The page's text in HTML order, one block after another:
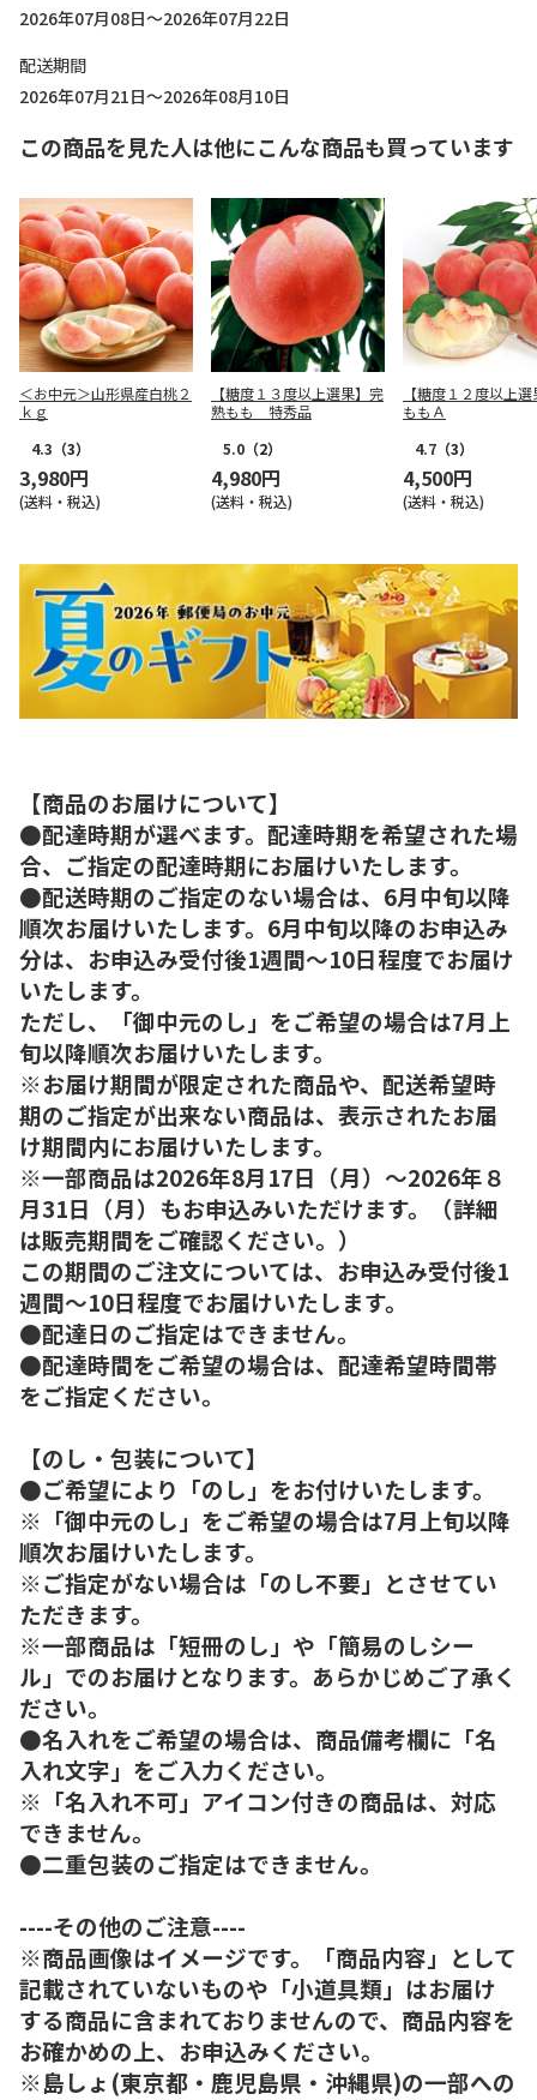
2026年07月08日～2026年07月22日
配送期間
2026年07月21日～2026年08月10日
この商品を見た人は他にこんな商品も買っています
＜お中元＞山形県産白桃２
ｋｇ
4.3 （3）
3,980円
(送料・税込)
【糖度１３度以上選果】完
熟もも 特秀品
5.0 （2）
4,980円
(送料・税込)
【糖度１２度以上
ももＡ
4.7 （3）
4,500円
(送料・税込)
【商品のお届けについて】
●配達時期が選べます。配達時期を希望された場
合、ご指定の配達時期にお届けいたします。
●配送時期のご指定のない場合は、6月中旬以降
順次お届けいたします。6月中旬以降のお申込み
分は、お申込み受付後1週間～10日程度でお届け
いたします。
ただし、「御中元のし」をご希望の場合は7月上
旬以降順次お届けいたします。
※お届け期間が限定された商品や、配送希望時
期のご指定が出来ない商品は、表示されたお届
け期間内にお届けいたします。
※一部商品は2026年8月17日（月）～2026年８
月31日（月）もお申込みいただけます。（詳細
は販売期間をご確認ください。）
この期間のご注文については、お申込み受付後1
週間～10日程度でお届けいたします。
●配達日のご指定はできません。
●配達時間をご希望の場合は、配達希望時間帯
をご指定ください。
【のし・包装について】
●ご希望により「のし」をお付けいたします。
※「御中元のし」をご希望の場合は7月上旬以降
順次お届けいたします。
※ご指定がない場合は「のし不要」とさせてい
ただきます。
※一部商品は「短冊のし」や「簡易のしシー
ル」でのお届けとなります。あらかじめご了承く
ださい。
●名入れをご希望の場合は、商品備考欄に「名
入れ文字」をご入力ください。
※「名入れ不可」アイコン付きの商品は、対応
できません。
●二重包装のご指定はできません。
----その他のご注意----
※商品画像はイメージです。「商品内容」として
記載されていないものや「小道具類」はお届け
する商品に含まれておりませんので、商品内容を
お確かめの上、お申込みください。
※島しょ(東京都・鹿児島県・沖縄県)の一部への